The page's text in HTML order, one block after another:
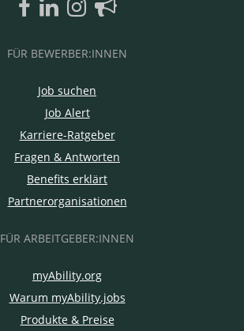
FÜR BEWERBER:INNEN
Job suchen
Job Alert
Karriere-Ratgeber
Fragen & Antworten
Benefits erklärt
Partnerorganisationen
FÜR ARBEITGEBER:INNEN
myAbility.org
Warum myAbility.jobs
Produkte & Preise